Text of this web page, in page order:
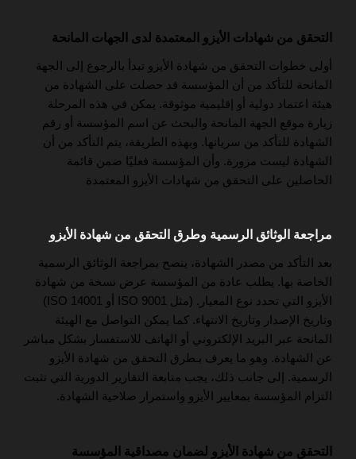
التحقق من شهادات الأيزو المعتمدة لدى الجهات المانحة
أولى خطوات التحقق من شهادة الأيزو تبدأ بالرجوع إلى الجهة
المانحة للتأكد من أن المؤسسة قد حصلت على الشهادة من
هيئة اعتماد دولية أو إقليمية موثوقة. يمكن في هذه المرحلة
زيارة موقع الجهة المانحة والبحث عن اسم المؤسسة أو رقم
الشهادة للتأكد من سريانها. وبهذه الطريقة، يتم التأكد من أن
الشهادة ليست مزورة. وأن المؤسسة فعليًا ضمن قائمة
الحاصلين على التحقق من شهادات الأيزو المعتمدة
مراجعة الوثائق الرسمية وطرق التحقق من شهادة الأيزو
بعد التأكد من مصدر الشهادة، ينصح بمراجعة الوثائق الرسمية
الخاصة بها. يطلب عادة من المؤسسة عرض نسخة من شهادة
الأيزو التي تحدد نوع المعيار. (مثل ISO 9001 أو ISO 14001)
وتاريخ الإصدار وتاريخ الانتهاء. كما يمكن التواصل مع الهيئة
المانحة عبر البريد الإلكتروني أو الهاتف للاستفسار بشكل مباشر
عن الشهادة. وهو ما يعرف بـطرق التحقق من شهادة الأيزو
الرسمية. إلى جانب ذلك، يجب متابعة التقارير الدورية التي تثبت
التزام المؤسسة بمعايير الأيزو واستمرار صلاحية الشهادة.
التحقق من شهادة الأيزو لضمان مصداقية المؤسسة